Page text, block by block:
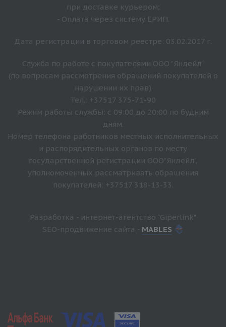
при доставке курьером;
- Оплата через систему ЕРИП.
Дата регистрации в торговом реестре: 03.02.2017 г.
Служба по работе с покупателями ООО "Яндейл"
(по вопросам рассмотрения обращений покупателей о
нарушении их прав)
Тел.: +37517 375-71-90
Режим работы службы: с 09:00 до 20:00 по будним
дням.
Номер телефона работников местных исполнительных
и распорядительных органов по месту
государственной регистрации ООО"Яндейл",
уполномоченных рассматривать обращения
покупателей: +37517 318-13-33.
Разработка - интернет-агентство "Giperlink"
SEO-продвижение сайта - MABLES